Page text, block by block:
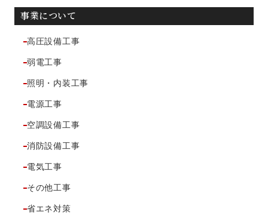
事業について
高圧設備工事
弱電工事
照明・内装工事
電源工事
空調設備工事
消防設備工事
電気工事
その他工事
省エネ対策